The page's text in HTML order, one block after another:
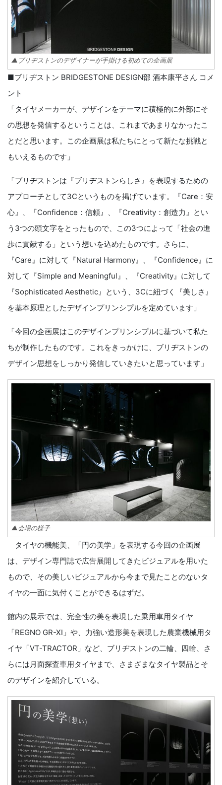
▲ブリヂストンのデザイナーが手掛ける初めての企画展
■ブリヂストン BRIDGESTONE DESIGN部 酒本康平さん コメ
ント
「タイヤメーカーが、デザインをテーマに積極的に外部にそ
の思想を発信するということは、これまであまりなかったこ
とだと思います。この企画展は私たちにとって新たな挑戦と
もいえるものです」
「ブリヂストンは『ブリヂストンらしさ』を表現するための
アプローチとして3Cというものを掲げています。『Care：安
心』、『Confidence：信頼』、『Creativity：創造力』とい
う3つの頭文字をとったもので、この3つによって「社会の進
歩に貢献する」という想いを込めたものです。さらに、
『Care』に対して『Natural Harmony』、『Confidence』に
対して『Simple and Meaningful』、『Creativity』に対して
『Sophisticated Aesthetic』という、3Cに紐づく『美しさ』
を基本原理としたデザインプリンシプルを定めています」
「今回の企画展はこのデザインプリンシプルに基づいて私た
ちが制作したものです。これをきっかけに、ブリヂストンの
デザイン思想をしっかり発信していきたいと思っています」
▲会場の様子
タイヤの機能美、「円の美学」を表現する今回の企画展
は、デザイン専門誌で広告展開してきたビジュアルを用いた
もので、その美しいビジュアルから今まで見たことのないタ
イヤの一面に気付くことができるはずだ。
館内の展示では、完全性の美を表現した乗用車用タイヤ
「REGNO GR-XI」や、力強い造形美を表現した農業機械用タ
イヤ「VT-TRACTOR」など、ブリヂストンの二輪、四輪、さ
らには月面探査車用タイヤまで、さまざまなタイヤ製品とそ
のデザインを紹介している。